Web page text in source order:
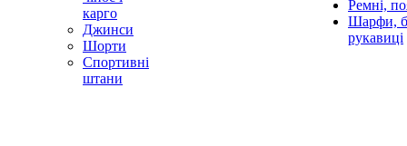
карго
Джинси
Шорти
Спортивні
штани
Ремні,
Шарфи,
рукавиці